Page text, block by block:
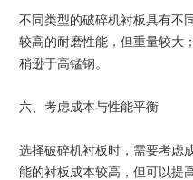
不同类型的破碎机衬板具有不
较高的耐磨性能，但重量较大
稍逊于高锰钢。
六、考虑成本与性能平衡
选择破碎机衬板时，需要考虑
能的衬板成本较高，但可以提